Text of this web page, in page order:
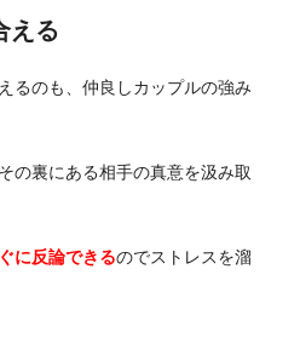
える
るのも、仲良しカップルの強み
の裏にある相手の真意を汲み取
に反論できるのでストレスを溜